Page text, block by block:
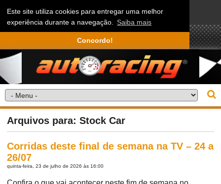
Este site utiliza cookies para entregar uma melhor
experiência durante a navegação. Saiba mais
Concordo!
Arquivos para: Stock Car
Corridas deste final de semana na TV – 24 a
26/07
quinta-feira, 23 de julho de 2026 às 16:00